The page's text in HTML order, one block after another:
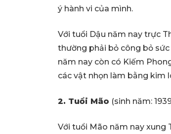
ý hành vi của mình.
Với tuổi Dậu năm nay trực
thường phải bỏ công bỏ
năm nay còn có Kiếm
các vật nhọn làm bằng kim
2. Tuổi Mão (sinh năm:
Với tuổi Mão năm nay xung